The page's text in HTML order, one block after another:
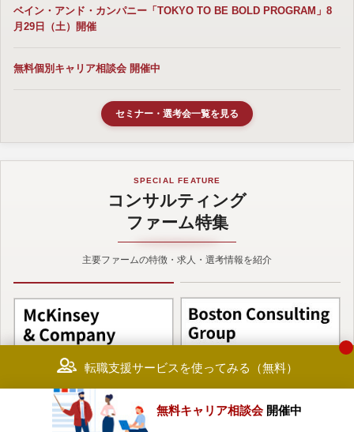
ベイン・アンド・カンパニー「TOKYO TO BE BOLD PROGRAM」8
月29日（土）開催
無料個別キャリア相談会 開催中
セミナー・選考会一覧を見る
SPECIAL FEATURE
コンサルティング
ファーム特集
主要ファームの特徴・求人・選考情報を紹介
転職支援サービスを使ってみる（無料）
無料キャリア相談会 開催中